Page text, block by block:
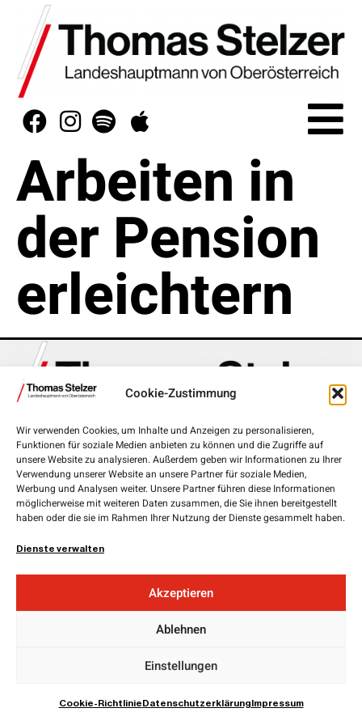
Cookie-Zustimmung
Wir verwenden Cookies, um Inhalte und Anzeigen zu personalisieren,
Funktionen für soziale Medien anbieten zu können und die Zugriffe auf
unsere Website zu analysieren. Außerdem geben wir Informationen zu Ihrer
Verwendung unserer Website an unsere Partner für soziale Medien,
Werbung und Analysen weiter. Unsere Partner führen diese Informationen
möglicherweise mit weiteren Daten zusammen, die Sie ihnen bereitgestellt
haben oder die sie im Rahmen Ihrer Nutzung der Dienste gesammelt haben.
Dienste verwalten
Akzeptieren
Ablehnen
Einstellungen
Cookie-RichtlinieDatenschutzerklärungImpressum
Arbeiten in
der Pension
erleichtern
Landhausplatz 1, 4020 Linz
+43 732 7720-111 00
lh.stelzer@ooe.gv.at
Landesgeschäftsführer:
Mag. FlorianHiegelsberger
Datenschutz